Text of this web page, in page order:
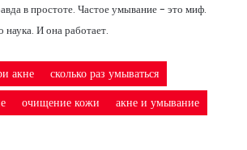
в простоте. Частое умывание - это миф.
И она работает.
акне
сколько раз умываться
очищение кожи акне и умывание